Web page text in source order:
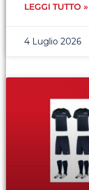
LEGGI TUTTO »
4 Luglio 2026